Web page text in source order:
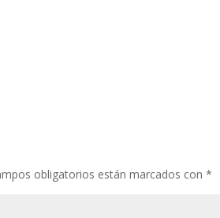
obligatorios están marcados con*